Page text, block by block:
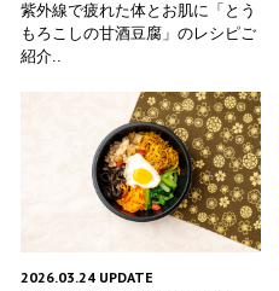
紫外線で疲れた体とお肌に「とう
もろこしの甘酒豆腐」のレシピご
紹介..
2026.03.24 UPDATE